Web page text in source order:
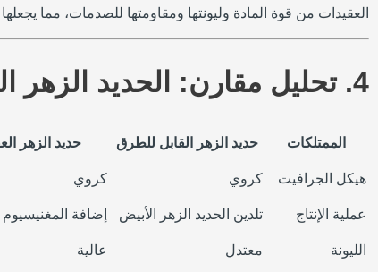
العقيدات من قوة المادة وليونتها ومقاومتها للصدمات، مما يجعلها
4. تحليل مقارن: الحديد الزهر القابل للطرق مقابل الحديد الزهر العقدي
الممتلكات حديد الزهر القابل للطرق حديد الزهر
هيكل الجرافيت كروي كروي
عملية الإنتاج تلدين الحديد الزهر الأبيض إضافة المغنيسيوم
الليونة معتدل عالية